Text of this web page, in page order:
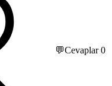
💬Cevaplar0